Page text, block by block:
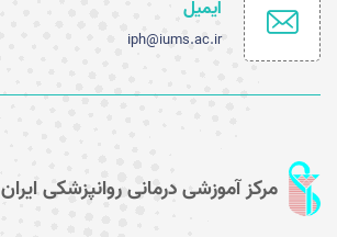
ایمیل
iph@iums.ac.ir
مرکز آموزشی درمانی روانپزشکی ایران